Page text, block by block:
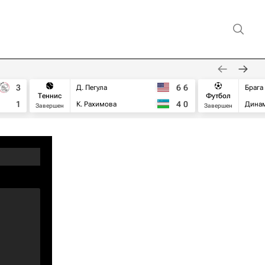
3
1
Теннис
Завершен
Д. Пегула
К. Рахимова
6 6
4 0
Футбол
Завершен
Брага